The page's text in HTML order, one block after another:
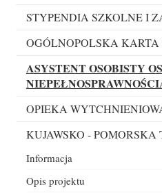
STYPENDIA SZKOLNE I
OGÓLNOPOLSKA KARTA
ASYSTENT OSOBISTY
OPIEKA
KUJAWSKO -
Informacja
Opis projektu